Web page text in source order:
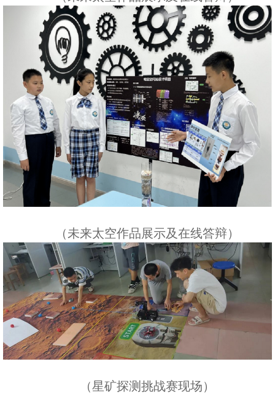
（未来太空作品展示及在线答辩）
（星矿探测挑战赛现场）